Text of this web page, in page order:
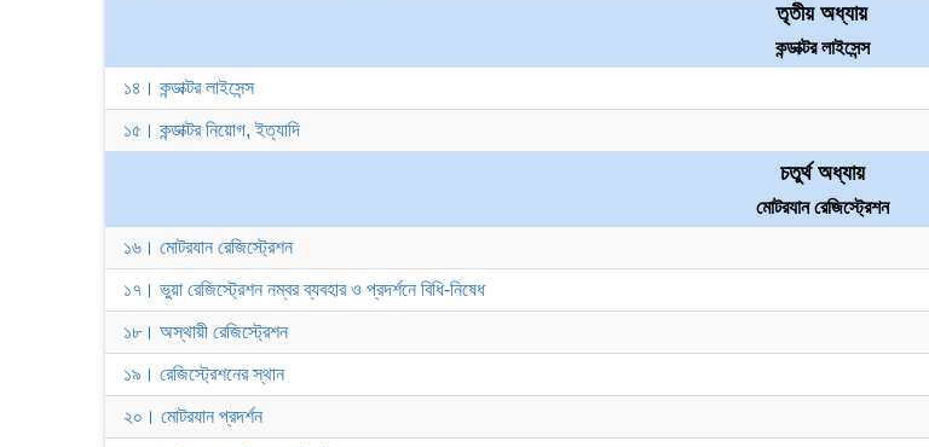
তৃতীয় অধ্যায়
কন্ডাক্টর লাইসেন্স
১৪। কন্ডাক্টর লাইসেন্স
১৫। কন্ডাক্টর নিয়োগ, ইত্যাদি
চতুর্থ অধ্যায়
মোটরযান রেজিস্ট্রেশন
১৬। মোটরযান রেজিস্ট্রেশন
১৭। ভুয়া রেজিস্ট্রেশন নম্বর ব্যবহার ও প্রদর্শনে বিধি-নিষেধ
১৮। অস্থায়ী রেজিস্ট্রেশন
১৯। রেজিস্ট্রেশনের স্থান
২০। মোটরযান প্রদর্শন